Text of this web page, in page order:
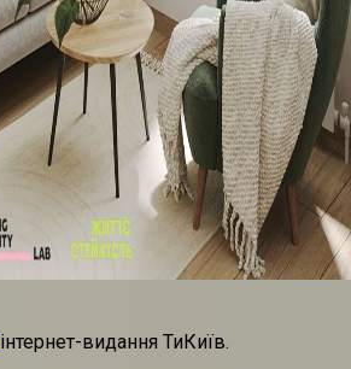
інтернет-видання ТиКиїв.